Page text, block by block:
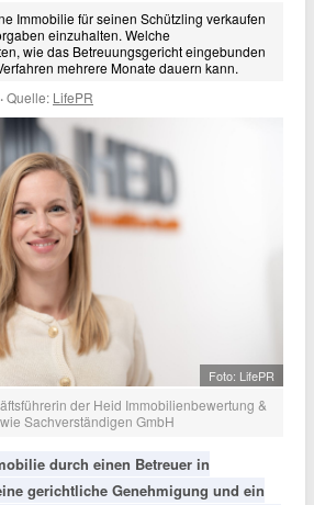
Immobilie für seinen Schützling verkaufen
einzuhalten. Welche
wie das Betreuungsgericht eingebunden
mehrere Monate dauern kann.
·Quelle: LifePR
Foto: LifePR
der Heid Immobilienbewertung &
Sachverständigen GmbH
durch einen Betreuer in
gerichtliche Genehmigung und ein